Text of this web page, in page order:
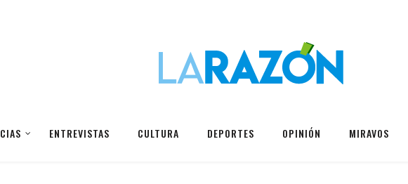
ENTREVISTAS CULTURA DEPORTES OPINIÓN MIRAVOS